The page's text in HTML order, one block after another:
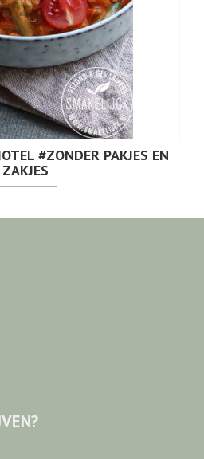
#ZONDER PAKJES EN
ZAKJES